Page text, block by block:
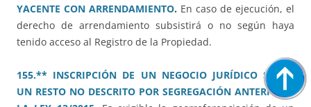
YACENTE CON ARRENDAMIENTO. En caso de ejecución, el
derecho de arrendamiento subsistirá o no según haya
tenido acceso al Registro de la Propiedad.
155.** INSCRIPCIÓN DE UN NEGOCIO JURÍDICO SOBRE
UN RESTO NO DESCRITO POR SEGREGACIÓN ANTERIOR A